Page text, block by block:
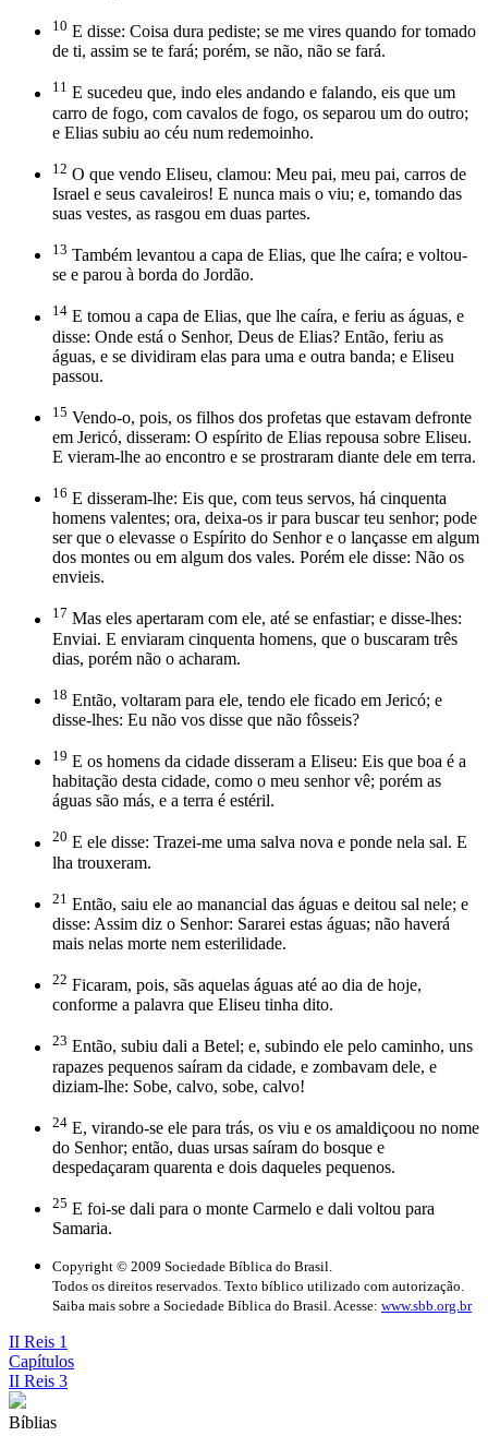
10 E disse: Coisa dura pediste; se me vires quando for tomado
de ti, assim se te fará; porém, se não, não se fará.
11 E sucedeu que, indo eles andando e falando, eis que um
carro de fogo, com cavalos de fogo, os separou um do outro;
e Elias subiu ao céu num redemoinho.
12 O que vendo Eliseu, clamou: Meu pai, meu pai, carros de
Israel e seus cavaleiros! E nunca mais o viu; e, tomando das
suas vestes, as rasgou em duas partes.
13 Também levantou a capa de Elias, que lhe caíra; e voltou-
se e parou à borda do Jordão.
14 E tomou a capa de Elias, que lhe caíra, e feriu as águas, e
disse: Onde está o Senhor, Deus de Elias? Então, feriu as
águas, e se dividiram elas para uma e outra banda; e Eliseu
passou.
15 Vendo-o, pois, os filhos dos profetas que estavam defronte
em Jericó, disseram: O espírito de Elias repousa sobre Eliseu.
E vieram-lhe ao encontro e se prostraram diante dele em terra.
16 E disseram-lhe: Eis que, com teus servos, há cinquenta
homens valentes; ora, deixa-os ir para buscar teu senhor; pode
ser que o elevasse o Espírito do Senhor e o lançasse em algum
dos montes ou em algum dos vales. Porém ele disse: Não os
envieis.
17 Mas eles apertaram com ele, até se enfastiar; e disse-lhes:
Enviai. E enviaram cinquenta homens, que o buscaram três
dias, porém não o acharam.
18 Então, voltaram para ele, tendo ele ficado em Jericó; e
disse-lhes: Eu não vos disse que não fôsseis?
19 E os homens da cidade disseram a Eliseu: Eis que boa é a
habitação desta cidade, como o meu senhor vê; porém as
águas são más, e a terra é estéril.
20 E ele disse: Trazei-me uma salva nova e ponde nela sal. E
lha trouxeram.
21 Então, saiu ele ao manancial das águas e deitou sal nele; e
disse: Assim diz o Senhor: Sararei estas águas; não haverá
mais nelas morte nem esterilidade.
22 Ficaram, pois, sãs aquelas águas até ao dia de hoje,
conforme a palavra que Eliseu tinha dito.
23 Então, subiu dali a Betel; e, subindo ele pelo caminho, uns
rapazes pequenos saíram da cidade, e zombavam dele, e
diziam-lhe: Sobe, calvo, sobe, calvo!
24 E, virando-se ele para trás, os viu e os amaldiçoou no nome
do Senhor; então, duas ursas saíram do bosque e
despedaçaram quarenta e dois daqueles pequenos.
25 E foi-se dali para o monte Carmelo e dali voltou para
Samaria.
Copyright © 2009 Sociedade Bíblica do Brasil.
Todos os direitos reservados. Texto bíblico utilizado com autorização.
Saiba mais sobre a Sociedade Bíblica do Brasil. Acesse: www.sbb.org.br
II Reis 1
Capítulos
II Reis 3
Bíblias